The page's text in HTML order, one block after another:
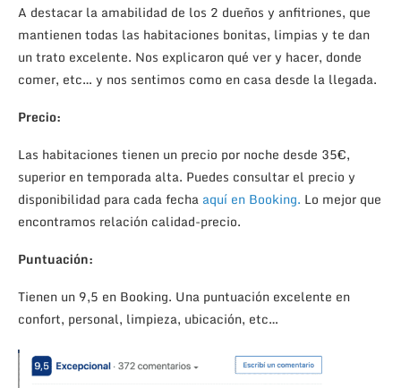
A destacar la amabilidad de los 2 dueños y anfitriones, que
mantienen todas las habitaciones bonitas, limpias y te dan
un trato excelente. Nos explicaron qué ver y hacer, donde
comer, etc… y nos sentimos como en casa desde la llegada.
Precio:
Las habitaciones tienen un precio por noche desde 35€,
superior en temporada alta. Puedes consultar el precio y
disponibilidad para cada fecha aquí en Booking. Lo mejor que
encontramos relación calidad-precio.
Puntuación:
Tienen un 9,5 en Booking. Una puntuación excelente en
confort, personal, limpieza, ubicación, etc…